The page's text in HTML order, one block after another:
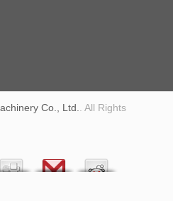
Co., Ltd.. All Rights